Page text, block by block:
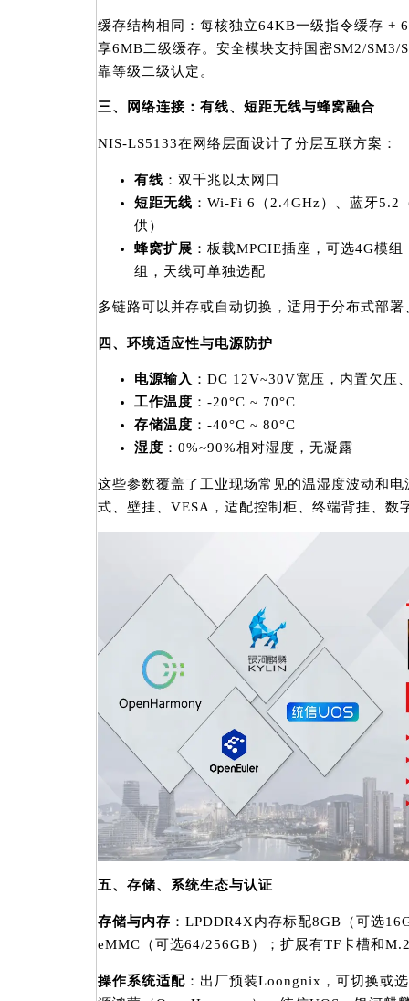
缓存结构相同：每核独立64KB一级指令缓存 +
享6MB二级缓存。安全模块支持国密SM2/SM3/
靠等级二级认定。
三、网络连接：有线、短距无线与蜂窝融合
NIS-LS5133在网络层面设计了分层互联方案：
有线 ：双千兆以太网口
短距无线 ：Wi-Fi 6（2.4GHz）、蓝牙5.2
供）
蜂窝扩展 ：板载MPCIE插座，可选4G模
组，天线可单独选配
多链路可以并存或自动切换，适用于分布式部
四、环境适应性与电源防护
电源输入 ：DC 12V~30V宽压，内置欠压
工作温度 ：-20°C ~ 70°C
存储温度 ：-40°C ~ 80°C
湿度 ：0%~90%相对湿度，无凝露
这些参数覆盖了工业现场常见的温湿度波动和
式、壁挂、VESA，适配控制柜、终端背挂、数
五、存储、系统生态与认证
存储与内存 ：LPDDR4X内存标配8GB（可选
eMMC（可选64/256GB）；扩展有TF卡槽和
操作系统适配 ：出厂预装Loongnix，可切换或